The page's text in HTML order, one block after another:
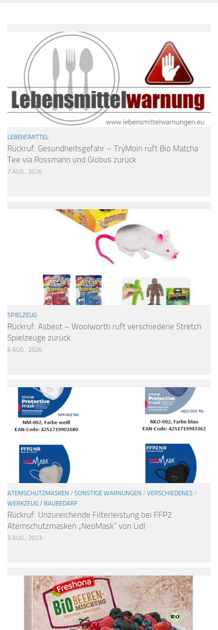
LEBENSMITTEL
Rückruf: Gesundheitsgefahr – TryMoin ruft Bio Matcha
Tee via Rossmann und Globus zurück
7 AUG., 2026
SPIELZEUG
Rückruf: Asbest – Woolworth ruft verschiedene Stretch
Spielzeuge zurück
6 AUG., 2026
ATEMSCHUTZMASKEN / SONSTIGE WARNUNGEN / VERSCHIEDENES /
WERKZEUG / BAUBEDARF
Rückruf: Unzureichende Filterleistung bei FFP2
Atemschutzmasken „NeoMask“ von Lidl
3 AUG., 2023